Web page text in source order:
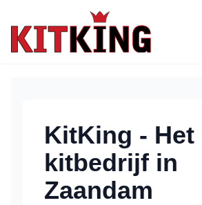
KitKing - Het
kitbedrijf in
Zaandam